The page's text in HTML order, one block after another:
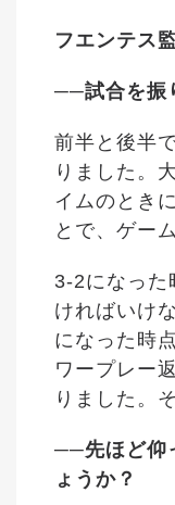
フエンテス
──試合を振
前半と後半
りました。
イムのとき
とで、ゲー
3-2になった
ければいけ
になった時
ワープレー
りました。
──先ほど仰
ょうか？